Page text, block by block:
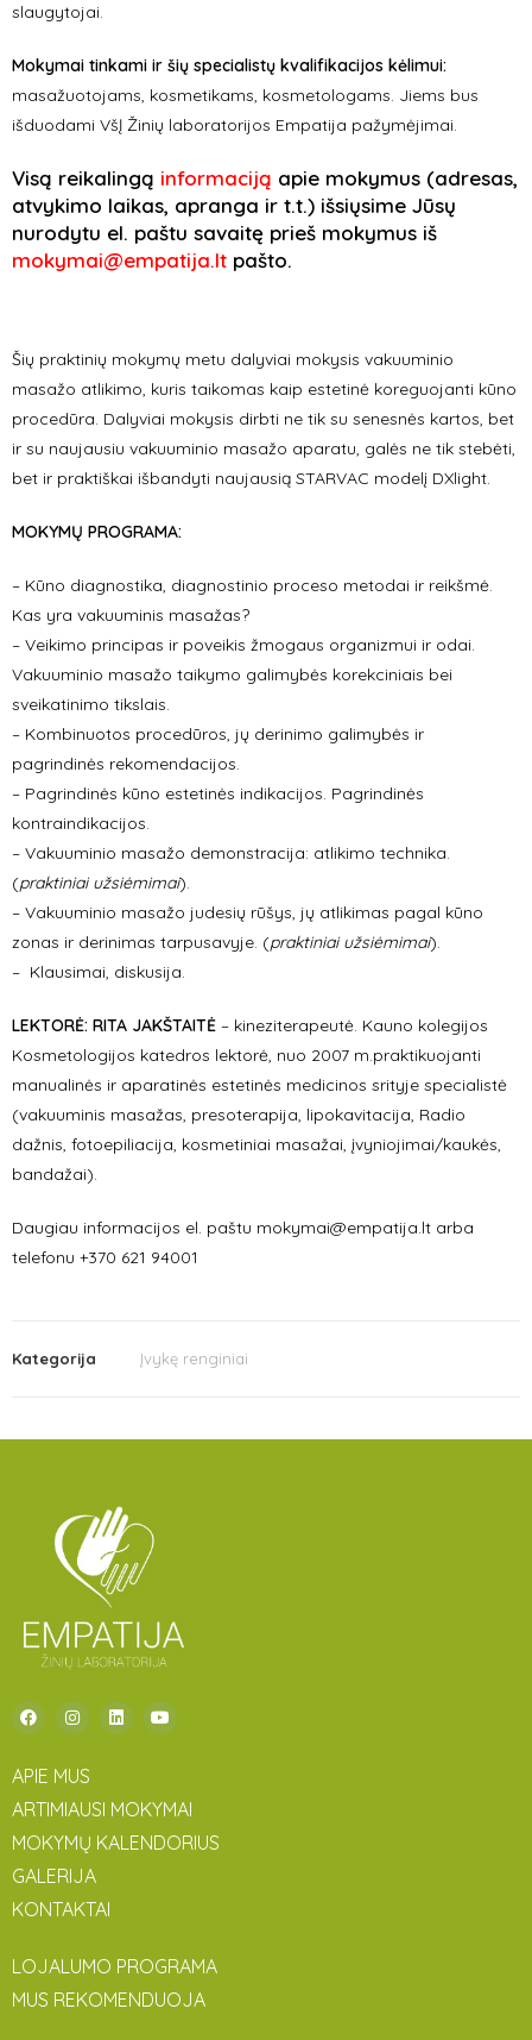
slaugytojai.
Mokymai tinkami ir šių specialistų kvalifikacijos kėlimui:
masažuotojams, kosmetikams, kosmetologams. Jiems bus
išduodami VšĮ Žinių laboratorijos Empatija pažymėjimai.
Visą reikalingą informaciją apie mokymus (adresas,
atvykimo laikas, apranga ir t.t.) išsiųsime Jūsų
nurodytu el. paštu savaitę prieš mokymus iš
mokymai@empatija.lt pašto.
Šių praktinių mokymų metu dalyviai mokysis vakuuminio
masažo atlikimo, kuris taikomas kaip estetinė koreguojanti kūno
procedūra. Dalyviai mokysis dirbti ne tik su senesnės kartos, bet
ir su naujausiu vakuuminio masažo aparatu, galės ne tik stebėti,
bet ir praktiškai išbandyti naujausią STARVAC modelį DXlight.
MOKYMŲ PROGRAMA:
– Kūno diagnostika, diagnostinio proceso metodai ir reikšmė.
Kas yra vakuuminis masažas?
– Veikimo principas ir poveikis žmogaus organizmui ir odai.
Vakuuminio masažo taikymo galimybės korekciniais bei
sveikatinimo tikslais.
– Kombinuotos procedūros, jų derinimo galimybės ir
pagrindinės rekomendacijos.
– Pagrindinės kūno estetinės indikacijos. Pagrindinės
kontraindikacijos.
– Vakuuminio masažo demonstracija: atlikimo technika.
(praktiniai užsiėmimai).
– Vakuuminio masažo judesių rūšys, jų atlikimas pagal kūno
zonas ir derinimas tarpusavyje. (praktiniai užsiėmimai).
– Klausimai, diskusija.
LEKTORĖ: RITA JAKŠTAITĖ – kineziterapeutė. Kauno kolegijos
Kosmetologijos katedros lektorė, nuo 2007 m.praktikuojanti
manualinės ir aparatinės estetinės medicinos srityje specialistė
(vakuuminis masažas, presoterapija, lipokavitacija, Radio
dažnis, fotoepiliacija, kosmetiniai masažai, įvyniojimai/kaukės,
bandažai).
Daugiau informacijos el. paštu mokymai@empatija.lt arba
telefonu +370 621 94001
Kategorija Įvykę renginiai
APIE MUS
ARTIMIAUSI MOKYMAI
MOKYMŲ KALENDORIUS
GALERIJA
KONTAKTAI
LOJALUMO PROGRAMA
MUS REKOMENDUOJA